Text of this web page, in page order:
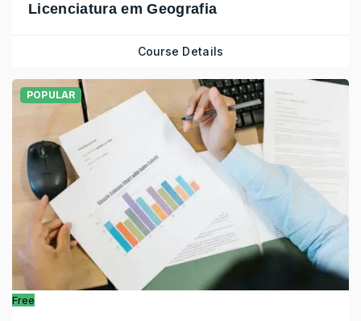
Licenciatura em Geografia
Course Details
Free
POPULAR